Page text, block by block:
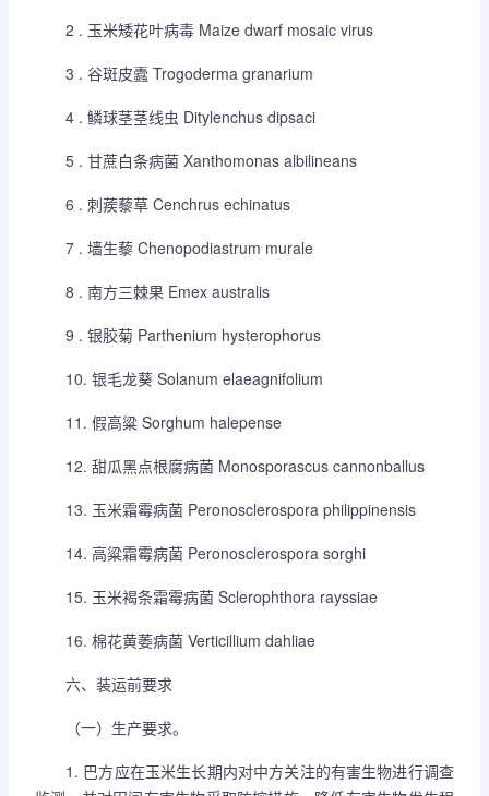
2 . 玉米矮花叶病毒 Maize dwarf mosaic virus
3 . 谷斑皮蠹 Trogoderma granarium
4 . 鳞球茎茎线虫 Ditylenchus dipsaci
5 . 甘蔗白条病菌 Xanthomonas albilineans
6 . 刺蒺藜草 Cenchrus echinatus
7 . 墙生藜 Chenopodiastrum murale
8 . 南方三棘果 Emex australis
9 . 银胶菊 Parthenium hysterophorus
10. 银毛龙葵 Solanum elaeagnifolium
11. 假高粱 Sorghum halepense
12. 甜瓜黑点根腐病菌 Monosporascus cannonballus
13. 玉米霜霉病菌 Peronosclerospora philippinensis
14. 高粱霜霉病菌 Peronosclerospora sorghi
15. 玉米褐条霜霉病菌 Sclerophthora rayssiae
16. 棉花黄萎病菌 Verticillium dahliae
六、装运前要求
（一）生产要求。
1. 巴方应在玉米生长期内对中方关注的有害生物进行调查